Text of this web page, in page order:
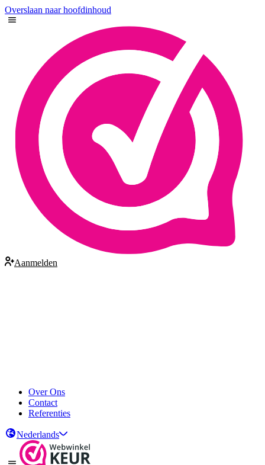
Overslaan naar hoofdinhoud
Aanmelden
Over Ons
Contact
Referenties
Nederlands